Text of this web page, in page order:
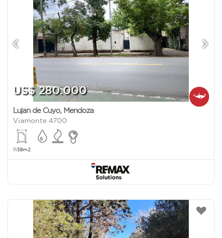
US$ 280.000
Lujan de Cuyo, Mendoza
Viamonte 4700
1138m2